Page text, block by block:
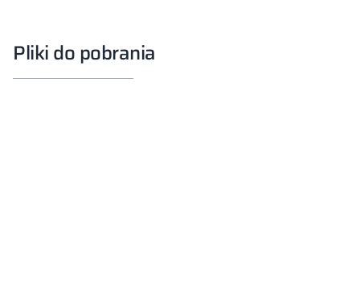
Pliki do pobrania